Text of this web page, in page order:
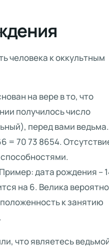
человека к оккультным
на вере в то, что
получилось число
перед вами ведьма.
= 70 73 8654.
дата рождения –
на 6. Велика
к занятию
что являетесь